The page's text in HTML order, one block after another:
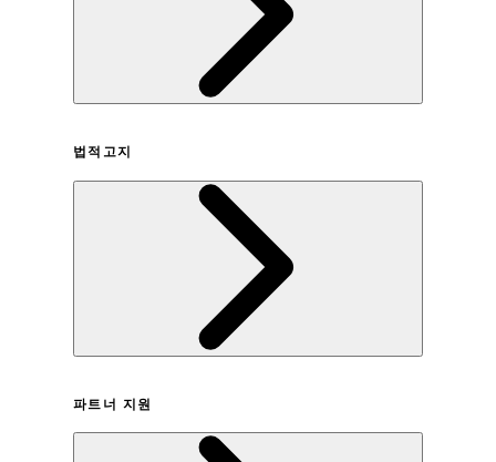
법적고지
개인정보취급방침
파트너 지원